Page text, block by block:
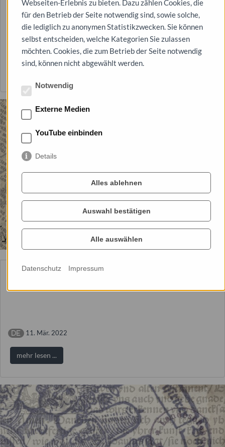
11. Mär. 2022
mehr lesen ...
11. Mär. 2022
mehr lesen ...
Webseiten-Erlebnis zu bieten. Dazu zählen Cookies, die
für den Betrieb der Seite notwendig sind, sowie solche,
die lediglich zu anonymen Statistikzwecken. Sie können
selbst entscheiden, welche Kategorien Sie zulassen
möchten. Cookies, die zum Betrieb der Seite notwendig
sind, können nicht abgewählt werden.
Notwendig
Externe Medien
YouTube einbinden
Details
Alles ablehnen
Auswahl bestätigen
Alle auswählen
Datenschutz Impressum